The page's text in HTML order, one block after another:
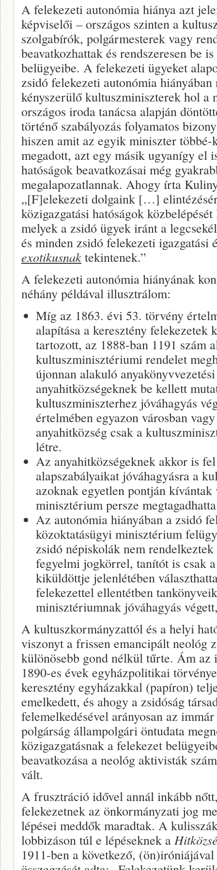
A felekezeti autonómia hiánya azt
képviselői – országos szinten a
szolgabírók, polgármesterek vagy
beavatkozhattak és rendszeresen be
belügyeibe. A felekezeti ügyeket
zsidó felekezeti autonómia
kényszerülő kultuszminiszterek hol a
országos iroda tanácsa alapján
történő szabályozás folyamatos
hiszen amit az egyik miniszter többé-
megadott, azt egy másik ugyanígy el
hatóságok beavatkozásai még
megalapozatlannak. Ahogy írta
„[F]elekezeti dolgaink […]
közigazgatási hatóságok
melyek a zsidó ügyek iránt a
és minden zsidó felekezeti igazgatási
exotikusnak tekintenek.”
A felekezeti autonómia hiányának
néhány példával illusztrálom:
Míg az 1863. évi 53. törvény
alapítása a keresztény felekezetek
tartozott, az 1888-ban 1191 szám
kultuszminisztériumi rendelet
újonnan alakuló
anyahitközségeknek be kellett
kultuszminiszterhez jóváhagyás
értelmében egyazon városban
anyahitközség csak a
létre.
Az anyahitközségeknek akkor is
alapszabályaikat jóváhagyásra a
azoknak egyetlen pontján
minisztérium persze
Az autonómia hiányában a zsidó
közoktatásügyi minisztérium
zsidó népiskolák nem
fegyelmi jogkörrel, tanítót is csak
kiküldöttje jelenlétében
felekezettel ellentétben
minisztériumnak jóváhagyás
A kultuszkormányzattól és a helyi
viszonyt a frissen emancipált neológ
különösebb gond nélkül tűrte. Ám az
1890-es évek egyházpolitikai
keresztény egyházakkal (papíron)
emelkedett, és ahogy a zsidóság
felemelkedésével arányosan az
polgárság állampolgári öntudata
közigazgatásnak a felekezet
beavatkozása a neológ aktivisták
vált.
A frusztráció idővel annál inkább
felekezetnek az önkormányzati jog
lépései meddők maradtak. A
lobbizáson túl e lépéseknek a
1911-ben a következő,